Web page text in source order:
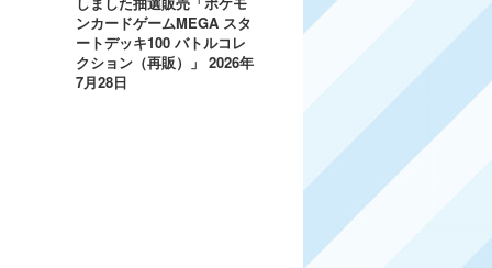
ンカードゲームMEGA スタ
ートデッキ100 バトルコレ
クション（再販）」 2026年
7月28日